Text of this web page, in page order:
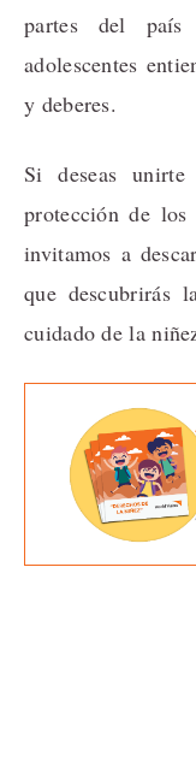
partes del
adolescentes
y deberes.
Si deseas
protección de los
invitamos a
que descubrirás
cuidado de la